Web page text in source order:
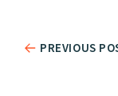
PREVIOUS